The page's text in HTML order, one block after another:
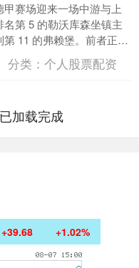
甲赛场迎来一场中游与上
名第 5 的勒沃库森坐镇主
第 11 的弗赖堡。前者正为
全力冲刺，后者则处于积
更....
分类： 个人股票配资
加载完成
+39.68 +1.02%